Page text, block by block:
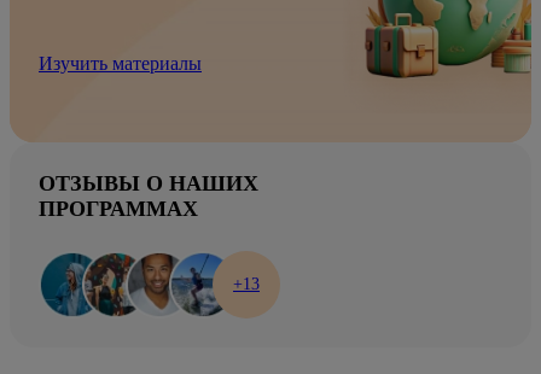
Изучить материалы
ОТЗЫВЫ О НАШИХ
ПРОГРАММАХ
+13